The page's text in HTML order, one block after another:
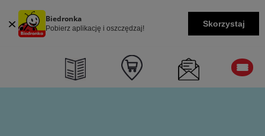
Biedronka
Pobierz aplikację i oszczędzaj! Skorzystaj